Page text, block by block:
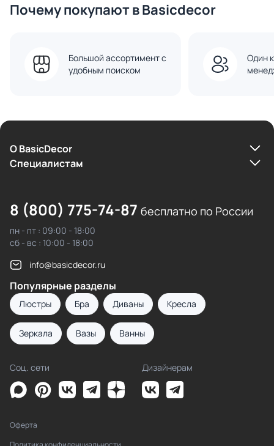
Почему покупают в Basicdecor
Большой ассортимент с
удобным поиском
Один
О BasicDecor
Cпециалистам
8 (800) 775-74-87 бесплатно по России
пн - пт : 09:00 - 18:00
сб - вс : 10:00 - 18:00
info@basicdecor.ru
Популярные разделы
Люстры Бра Диваны Кресла
Зеркала Вазы Ванны
Соц. сети Дизайнерам
Оферта